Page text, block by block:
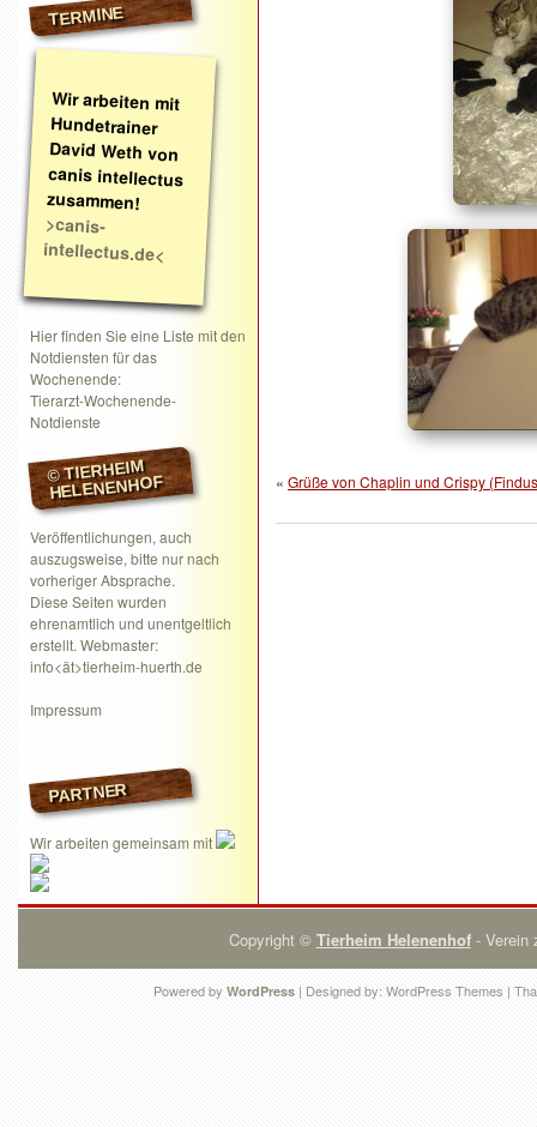
TERMINE
Wir arbeiten mit
Hundetrainer
David Weth von
canis intellectus
zusammen!
>canis-
intellectus.de<
Hier finden Sie eine Liste mit den
Notdiensten für das
Wochenende:
Tierarzt-Wochenende-
Notdienste
© TIERHEIM
HELENENHOF
Veröffentlichungen, auch
auszugsweise, bitte nur nach
vorheriger Absprache.
Diese Seiten wurden
ehrenamtlich und unentgeltlich
erstellt. Webmaster:
info<ät>tierheim-huerth.de
Impressum
PARTNER
Wir arbeiten gemeinsam mit
« Grüße von Chaplin und Crispy
Copyright © Tierheim Helenenhof- Verein
Powered by WordPress | Designed by: WordPress Themes |